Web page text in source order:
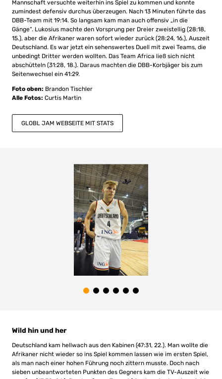
Mannschaft versuchte weiterhin ins Spiel zu kommen und konnte
zumindest defensiv durchus überzeugen. Nach 13 Minuten führte das
DBB-Team mit 19:14. So langsam kam man auch offensiv „in die
Gänge“. Lukosius machte den Vorsprung per Dreier zweistellig (28:18,
15.), aber die Afrikaner waren sofort wieder zurück (28:24, 16.), Auszeit
Deutschland. Es war jetzt ein sehenswertes Duell mit zwei Teams, die
unbedingt Dritter werden wollten. Das Team Africa ließ sich nicht
abschütteln (31:28, 18.). Daraus machten die DBB-Korbjäger bis zum
Seitenwechsel ein 41:29.
Foto oben: Brandon Tischler
Alle Fotos: Curtis Martin
GLOBL JAM WEBSEITE MIT STATS
Wild hin und her
Deutschland kam hellwach aus den Kabinen (47:31, 22.). Man wollte die
Afrikaner nicht wieder so ins Spiel kommen lassen wie im ersten Spiel,
als man nach einer hohen Führung noch zittern musste. Doch nach
sieben unbeantworteten Punkten des Gegners kam die TV-Auszeit wie